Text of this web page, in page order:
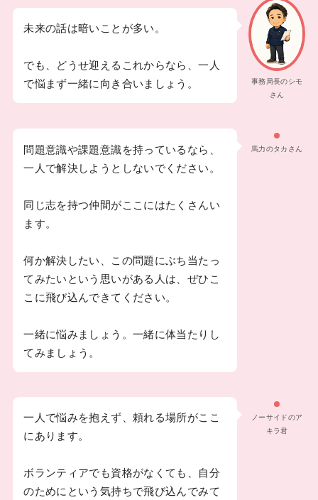
事務局長のシモ
さん
未来の話は暗いことが多い。
でも、どうせ迎えるこれからなら、一人
で悩まず一緒に向き合いましょう。
馬力のタカさん
問題意識や課題意識を持っているなら、
一人で解決しようとしないでください。
同じ志を持つ仲間がここにはたくさんい
ます。
何か解決したい、この問題にぶち当たっ
てみたいという思いがある人は、ぜひこ
こに飛び込んできてください。
一緒に悩みましょう。一緒に体当たりし
てみましょう。
ノーサイドのア
キラ君
一人で悩みを抱えず、頼れる場所がここ
にあります。
ボランティアでも資格がなくても、自分
のためにという気持ちで飛び込んでみて